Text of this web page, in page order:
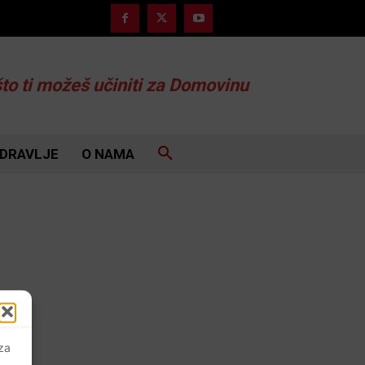
ti možeš učiniti za Domovinu
O NAMA